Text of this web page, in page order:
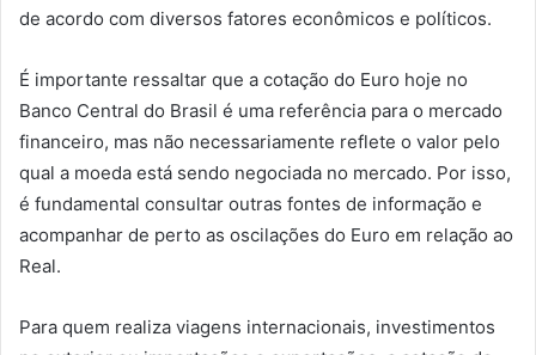
de acordo com diversos fatores econômicos e políticos.
É importante ressaltar que a cotação do Euro hoje no
Banco Central do Brasil é uma referência para o mercado
financeiro, mas não necessariamente reflete o valor pelo
qual a moeda está sendo negociada no mercado. Por isso,
é fundamental consultar outras fontes de informação e
acompanhar de perto as oscilações do Euro em relação ao
Real.
Para quem realiza viagens internacionais, investimentos